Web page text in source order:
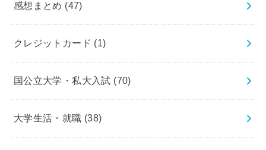
感想まとめ (47)
クレジットカード (1)
国公立大学・私大入試 (70)
大学生活・就職 (38)